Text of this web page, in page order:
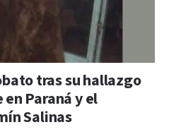
tras su hallazgo
Paraná y el
Salinas